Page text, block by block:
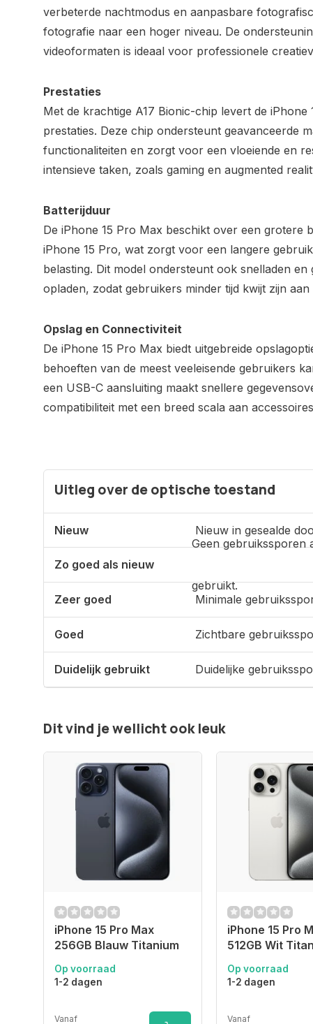
verbeterde nachtmodus en aanpasbare
fotografie naar een hoger niveau. De
videoformaten is ideaal voor professionele
Prestaties
Met de krachtige A17 Bionic-chip levert de iPhone
prestaties. Deze chip ondersteunt geavanceerde
functionaliteiten en zorgt voor een vloeiende en
intensieve taken, zoals gaming en augmented
Batterijduur
De iPhone 15 Pro Max beschikt over een grotere
iPhone 15 Pro, wat zorgt voor een langere
belasting. Dit model ondersteunt ook snelladen en
opladen, zodat gebruikers minder tijd kwijt zijn
Opslag en Connectiviteit
De iPhone 15 Pro Max biedt uitgebreide
behoeften van de meest veeleisende gebruikers
een USB-C aansluiting maakt snellere
compatibiliteit met een breed scala aan
Uitleg over de optische toestand
Nieuw Nieuw in gesealde
Zo goed als nieuw
Geen gebruikssporen
gebruikt.
Zeer goed
Minimale
Goed Zichtbare
Duidelijk gebruikt Duidelijke
Dit vind je wellicht ook leuk
iPhone 15 Pro Max
256GB Blauw Titanium
Op voorraad
1-2 dagen
Vanaf
iPhone 15 Pro
512GB Wit
Op voorraad
1-2 dagen
Vanaf